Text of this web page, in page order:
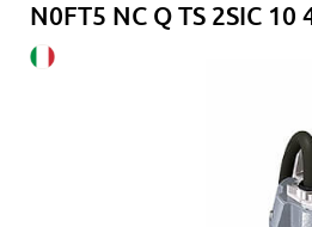
N0FT5 NC Q TS 2SIC